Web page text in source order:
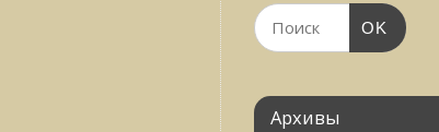
OK
Архивы